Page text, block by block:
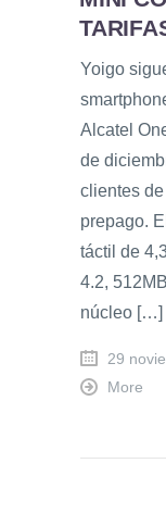
Yoigo
Alcatel
de
clientes
prepago.
táctil de
4.2,
núcleo […]
29
More